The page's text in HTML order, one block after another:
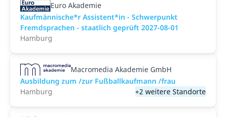
Euro Akademie
Kaufmännische*r Assistent*in - Schwerpunkt
Fremdsprachen - staatlich geprüft 2027-08-01
Hamburg
Macromedia Akademie GmbH
Ausbildung zum /zur Fußballkaufmann /frau
Hamburg
+2 weitere Standorte